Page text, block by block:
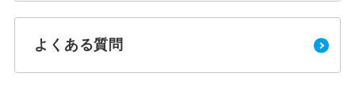
よくある質問